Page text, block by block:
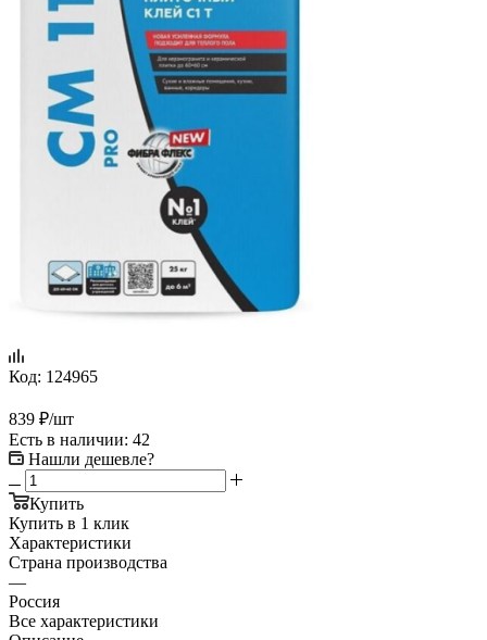
Код: 124965
839 ₽/шт
Есть в наличии: 42
Нашли дешевле?
Купить
Купить в 1 клик
Характеристики
Страна производства
—
Россия
Все характеристики